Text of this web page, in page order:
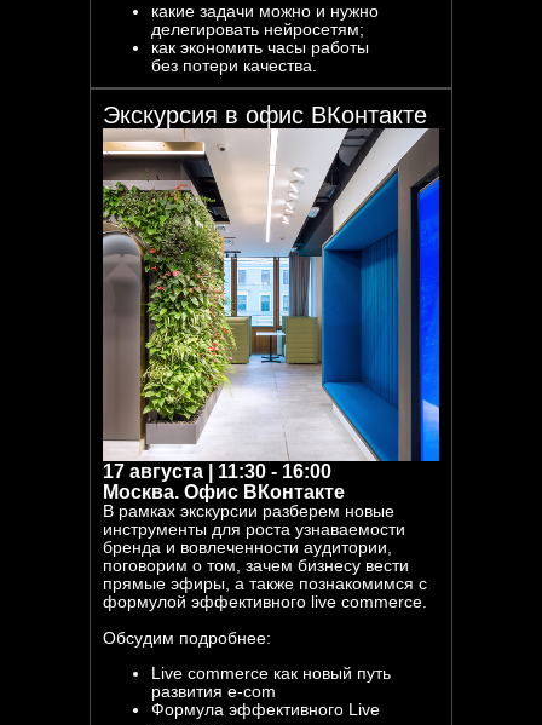
какие задачи можно и нужно
делегировать нейросетям;
как экономить часы работы
без потери качества.
Экскурсия в офис ВКонтакте
17 августа | 11:30 - 16:00
Москва. Офис ВКонтакте
В рамках экскурсии разберем новые
инструменты для роста узнаваемости
бренда и вовлеченности аудитории,
поговорим о том, зачем бизнесу вести
прямые эфиры, а также познакомимся с
формулой эффективного live commerce.
Обсудим подробнее:
Live commerce как новый путь
развития e-com
Формула эффективного Live